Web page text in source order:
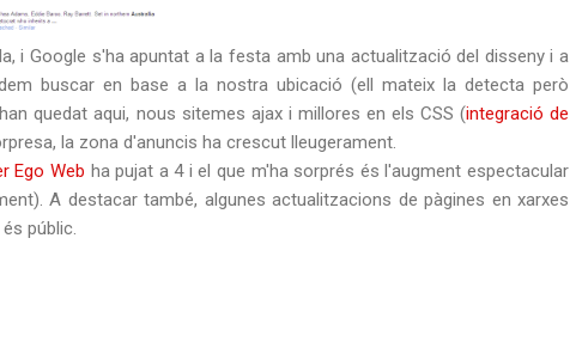
i Google s'ha apuntat a la festa amb una actualització del disseny i a
buscar en base a la nostra ubicació (ell mateix la detecta però
quedat aqui, nous sitemes ajax i millores en els CSS (integració de
la zona d'anuncis ha crescut lleugerament.
Ego Web ha pujat a 4 i el que m'ha sorprés és l'augment espectacular
A destacar també, algunes actualitzacions de pàgines en xarxes
públic.